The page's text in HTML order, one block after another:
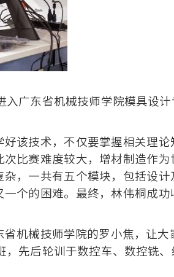
广东省机械技师学院模具设计
该技术，不仅要掌握相关理
比赛难度较大，增材制造作
，一共有五个模块，包括设
个的困难。最终，林伟桐成
机械技师学院的罗小焦，让
先后轮训于数控车、数控铣